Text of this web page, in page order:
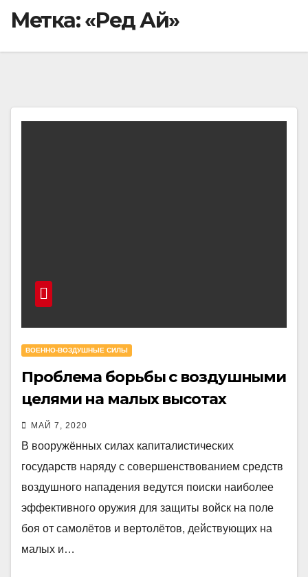
Метка:«Ред Ай»
ВОЕННО-ВОЗДУШНЫЕ СИЛЫ
Проблема борьбы с воздушными
целями на малых высотах
МАЙ 7, 2020
В вооружённых силах капиталистических
государств наряду с совершенствованием средств
воздушного нападения ведутся поиски наиболее
эффективного оружия для защиты войск на поле
боя от самолётов и вертолётов, действующих на
малых и…